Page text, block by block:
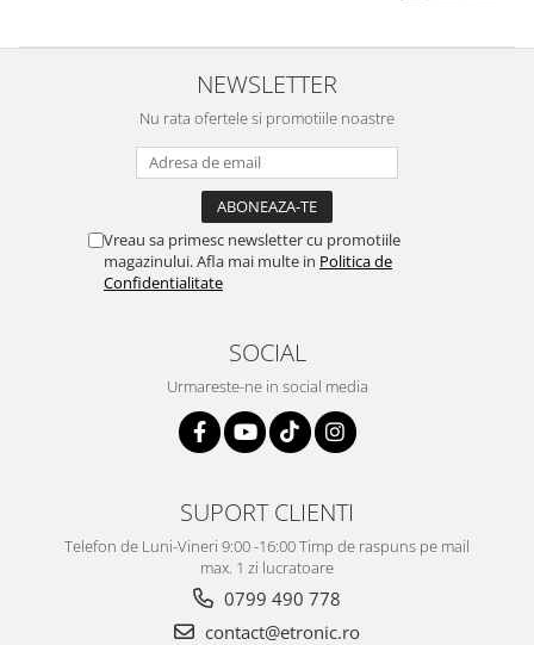
NEWSLETTER
Nu rata ofertele si promotiile noastre
Vreau sa primesc newsletter cu promotiile
magazinului. Afla mai multe in Politica de
Confidentialitate
SOCIAL
Urmareste-ne in social media
SUPORT CLIENTI
Telefon de Luni-Vineri 9:00 -16:00 Timp de raspuns pe mail
max. 1 zi lucratoare
0799 490 778
contact@etronic.ro